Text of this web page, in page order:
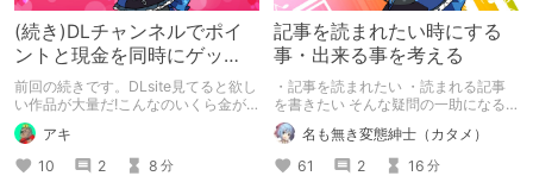
(続き)DLチャンネルでポイ
ントと現金を同時にゲッ
ト?! ～まとめ記事作成のス
スメ②～
前回の続きです。DLsite見てると欲し
い作品が大量だ!こんなのいくら金が
あっても足りないぜ!
アキ
10
2 8 分
記事を読まれたい時にする
事・出来る事を考える
・記事を読まれたい ・読まれる記事
を書きたい そんな疑問の一助になる
かも知れないし、ならないかも知れな
いまとめです。 どっちだよ（自問自
答） ※6/10 追記 ※6/25 追記
名も無き変態紳士（カタメ）
61
2 16 分